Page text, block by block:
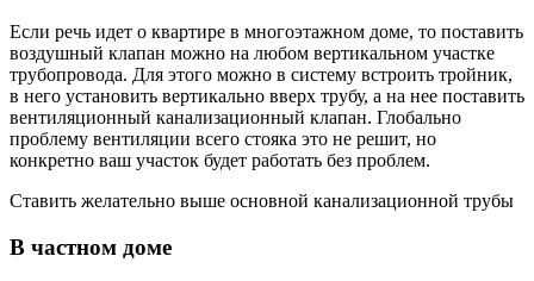
Если речь идет о квартире в многоэтажном доме, то поставить
воздушный клапан можно на любом вертикальном участке
трубопровода. Для этого можно в систему встроить тройник,
в него установить вертикально вверх трубу, а на нее поставить
вентиляционный канализационный клапан. Глобально
проблему вентиляции всего стояка это не решит, но
конкретно ваш участок будет работать без проблем.
Ставить желательно выше основной канализационной трубы
В частном доме